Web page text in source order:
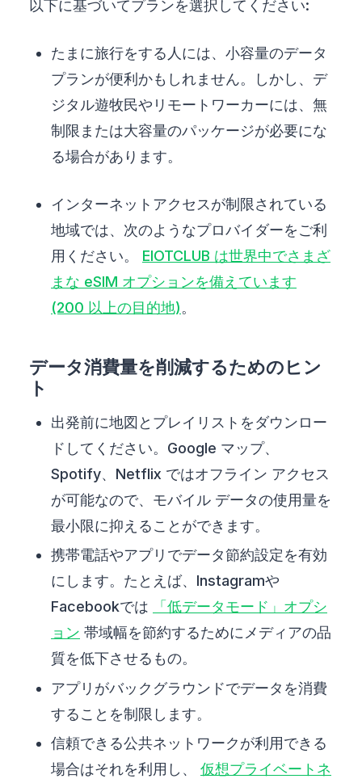
以下に基づいてプランを選択してください:
たまに旅行をする人には、小容量のデータ
プランが便利かもしれません。しかし、デ
ジタル遊牧民やリモートワーカーには、無
制限または大容量のパッケージが必要にな
る場合があります。
インターネットアクセスが制限されている
地域では、次のようなプロバイダーをご利
用ください。 EIOTCLUB は世界中でさまざ
まな eSIM オプションを備えています
(200 以上の目的地)。
データ消費量を削減するためのヒン
ト
出発前に地図とプレイリストをダウンロー
ドしてください。Google マップ、
Spotify、Netflix ではオフライン アクセス
が可能なので、モバイル データの使用量を
最小限に抑えることができます。
携帯電話やアプリでデータ節約設定を有効
にします。たとえば、Instagramや
Facebookでは
「低データモード」オプシ
ョン 帯域幅を節約するためにメディアの品
質を低下させるもの。
アプリがバックグラウンドでデータを消費
することを制限します。
信頼できる公共ネットワークが利用できる
場合はそれを利用し、 仮想プライベートネ